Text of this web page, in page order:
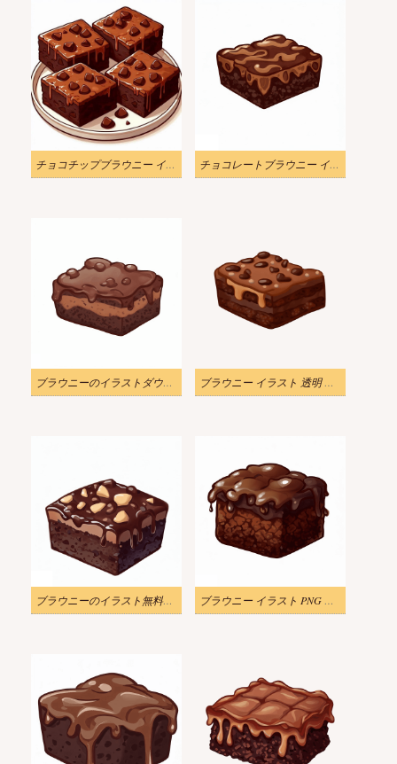
チョコチップブラウニー イラスト 無料 チョコレートブラウニー イラスト画像
ブラウニーのイラストダウンロード ブラウニー イラスト 透明 無料
ブラウニーのイラスト無料画像 ブラウニー イラスト PNG 無料